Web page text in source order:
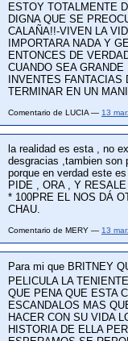
ESTOY TOTALMENTE
DIGNA QUE SE
CALAÑA!!-VIVEN LA
IMPORTARA NADA Y
ENTONCES DE
CUANDO SEA
INVENTES
TERMINAR EN UN
Comentario de LUCIA — 13
la realidad es esta , no
desgracias ,tambien son
porque en verdad este
PIDE , ORA , Y
* 100PRE EL NOS DÁ
CHAU.
Comentario de MERY — 13
Para mi que BRITNEY
PELICULA LA
QUE PENA QUE ESTA
ESCANDALOS MAS
HACER CON SU VIDA
HISTORIA DE ELLA